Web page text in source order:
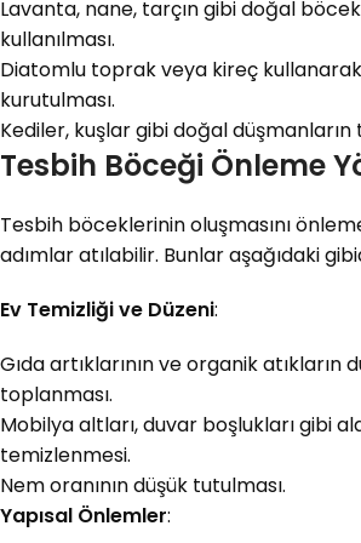
Lavanta, nane, tarçın gibi doğal
kullanılması.
Diatomlu toprak veya kireç
kurutulması.
Kediler, kuşlar gibi doğal düşmanların
Tesbih Böceği Önleme
Tesbih böceklerinin oluşmasını
adımlar atılabilir. Bunlar aşağıdaki
Ev Temizliği ve Düzeni:
Gıda artıklarının ve organik atıkların
toplanması.
Mobilya altları, duvar boşlukları gibi
temizlenmesi.
Nem oranının düşük tutulması.
Yapısal Önlemler: